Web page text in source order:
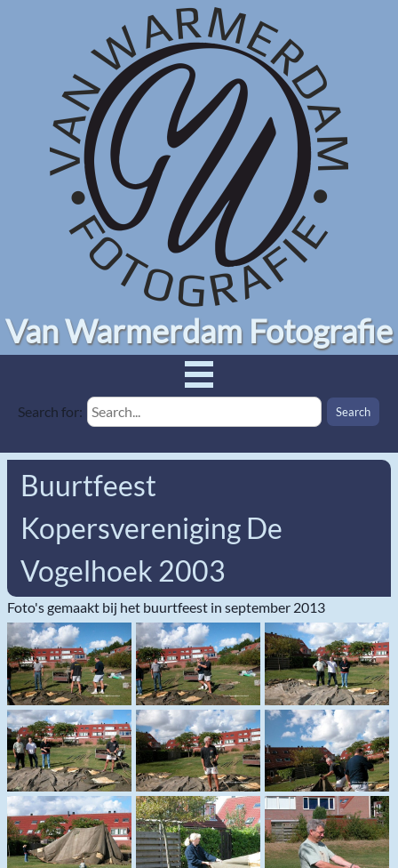
Buurtfeest
Kopersvereniging De
Vogelhoek 2003
Foto's gemaakt bij het buurtfeest in september 2013
Van Warmerdam Fotografie
Search for: